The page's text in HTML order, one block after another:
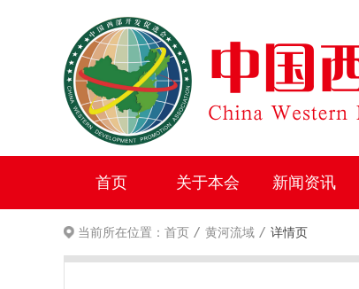
首页 关于本会 新闻资讯
当前所在位置： 首页 / 黄河流域 / 详情页